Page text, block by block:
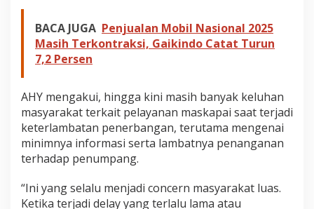
BACA JUGA Penjualan Mobil Nasional 2025
Masih Terkontraksi, Gaikindo Catat Turun
7,2 Persen
AHY mengakui, hingga kini masih banyak keluhan
masyarakat terkait pelayanan maskapai saat terjadi
keterlambatan penerbangan, terutama mengenai
minimnya informasi serta lambatnya penanganan
terhadap penumpang.
“Ini yang selalu menjadi concern masyarakat luas.
Ketika terjadi delay yang terlalu lama atau